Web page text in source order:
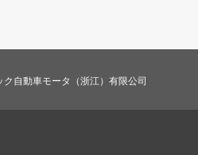
ク自動車モータ（浙江）有限公司